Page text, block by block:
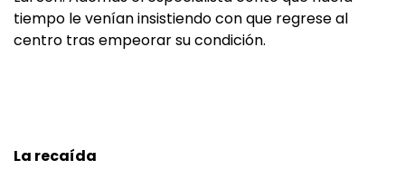
tiempo le venían insistiendo con que regrese al
centro tras empeorar su condición.
La recaída